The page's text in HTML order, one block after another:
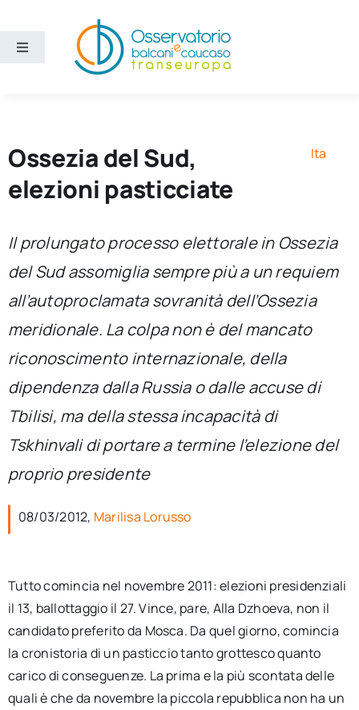
contenuto
Toggle
Ricerca e divulgazione
Sezioni
Chi siamo
per:
Newsletter
Ossezia del Sud,
elezioni pasticciate
Ita
Il prolungato processo elettorale in Ossezia
del Sud assomiglia sempre più a un requiem
all’autoproclamata sovranità dell’Ossezia
meridionale. La colpa non è del mancato
riconoscimento internazionale, della
dipendenza dalla Russia o dalle accuse di
Tbilisi, ma della stessa incapacità di
Tskhinvali di portare a termine l’elezione del
proprio presidente
08/03/2012, Marilisa Lorusso
Tutto comincia nel novembre 2011: elezioni presidenziali
il 13, ballottaggio il 27. Vince, pare, Alla Dzhoeva, non il
candidato preferito da Mosca. Da quel giorno, comincia
la cronistoria di un pasticcio tanto grottesco quanto
carico di conseguenze. La prima e la più scontata delle
quali è che da novembre la piccola repubblica non ha un